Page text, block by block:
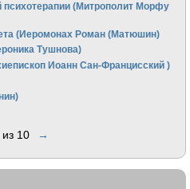
психотерапии (Митрополит Морфу
(Иеромонах Роман (Матюшин)
Тушнова)
Иоанн Сан-Францисский )
из 10 →